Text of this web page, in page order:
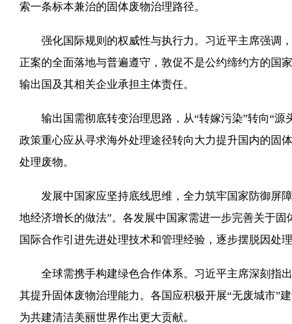
索一条标本兼治的固体废物治理路径。
强化国际规则的权威性与执行力。习近平主席强调，
正案的全面落地与普遍遵守，敦促不是公约缔约方的国
输出国及其相关企业承担主体责任。
输出国需彻底转变治理思路，从“转嫁污染”转向“源
政策重心应从寻求海外处理途径转向大力提升国内的固
处理废物。
发展中国家应坚持底线思维，全力筑牢国家防御屏障
地经济增长的做法”。各发展中国家需进一步完善关于
国际合作引进先进处理技术和管理经验，逐步摆脱因处
全球需携手构建绿色合作体系。习近平主席深刻指出
其提升固体废物治理能力。各国应积极开展“无废城市”
为共建清洁美丽世界作出更大贡献。